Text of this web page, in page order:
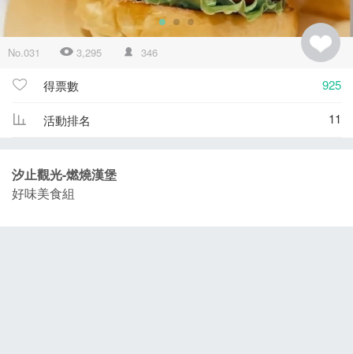
No.031 3,295 346
得票數 925
活動排名 11
汐止觀光-燃燒漢堡
好味美食組